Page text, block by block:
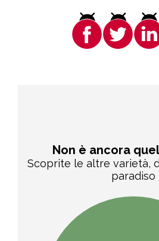
Non è ancora
Scoprite le altre varietà,
paradiso